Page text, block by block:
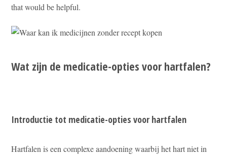
that would be helpful.
Wat zijn de medicatie-opties voor hartfalen?
Introductie tot medicatie-opties voor hartfalen
Hartfalen is een complexe aandoening waarbij het hart niet in